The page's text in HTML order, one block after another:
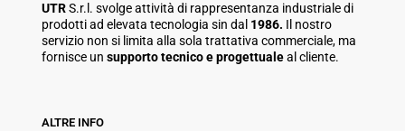
UTRS.r.l. svolge attività di rappresentanza industriale di
prodotti ad elevata tecnologia sin dal 1986. Il nostro
servizio non si limita alla sola trattativa commerciale, ma
fornisce un supporto tecnico e progettualeal cliente.
ALTRE INFO